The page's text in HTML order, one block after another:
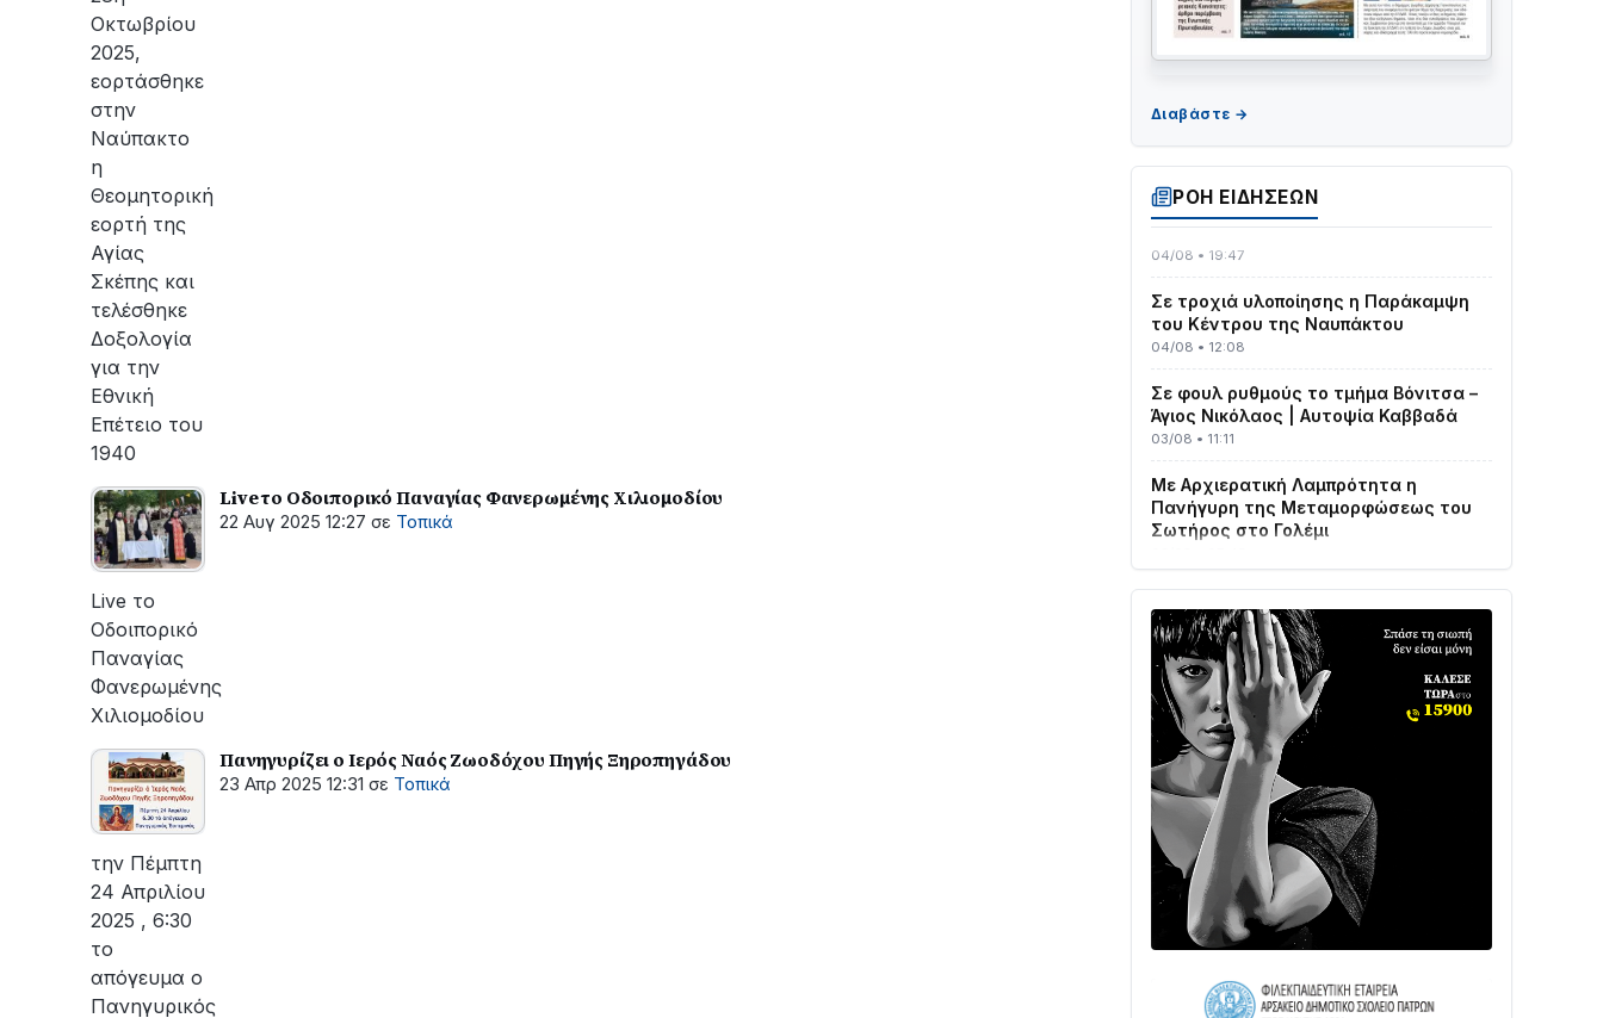
Οκτωβρίου
2025,
εορτάσθηκε
στην
Ναύπακτο
η
Θεομητορική
εορτή της
Αγίας
Σκέπης και
τελέσθηκε
Δοξολογία
για την
Εθνική
Επέτειο του
1940
Live το Οδοιπορικό Παναγίας Φανερωμένης Χιλιομοδίου
22 Αυγ 2025 12:27 σε Τοπικά
Live το
Οδοιπορικό
Παναγίας
Φανερωμένης
Χιλιομοδίου
Πανηγυρίζει ο Ιερός Ναός Ζωοδόχου Πηγής Ξηροπηγάδου
23 Απρ 2025 12:31 σε Τοπικά
την Πέμπτη
24 Απριλίου
2025 , 6:30
το
απόγευμα ο
Πανηγυρικός
ΡΟΗ ΕΙΔΗΣΕΩΝ
ΤΟ ΠΑΡΤΥ ΣΥΝΕΧΙΖΕΤΑΙ…
Στο σκοτάδι μεγάλο μέρος στο Λυγιά
Ναυπάκτου
04/08 • 19:47
Σε τροχιά υλοποίησης η Παράκαμψη
του Κέντρου της Ναυπάκτου
04/08 • 12:08
Σε φουλ ρυθμούς το τμήμα Βόνιτσα –
Άγιος Νικόλαος | Αυτοψία Καββαδά
03/08 • 11:11
Με Αρχιερατική Λαμπρότητα η
Πανήγυρη της Μεταμορφώσεως του
Σωτήρος στο Γολέμι
03/08 • 07:45
Ενισχύεται η Πολιτική Προστασία στο
οχήματα
02/08 • 18:26
Διαβάστε την «Ναυπακτία» που
κυκλοφορεί
31/07 • 08:16
Δωρίδα για Όλους: «Καμία εκχώρηση
των νερών στην ΕΥΔΑΠ»
28/07 • 21:46
Διαβάστε την «Ναυπακτία» που
κυκλοφορεί
24/07 • 11:31
ΣΤΗΝ ΠΥΡΟΣΒΕΣΤΙΚΗ ΓΙΑ ΦΩΤΙΑ ΣΤΟΝ
ΑΓΙΟ ΗΛΙΑ ΠΡΙΝ ΤΗ ΓΡΑΝΙΤΣΑ